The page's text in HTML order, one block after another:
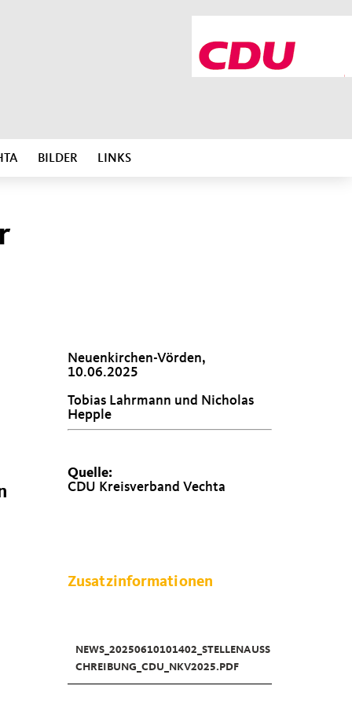
BILDER LINKS
Neuenkirchen-Vörden,
10.06.2025
Tobias Lahrmann und Nicholas
Hepple
Quelle:
CDU Kreisverband Vechta
Zusatzinformationen
NEWS_20250610101402_STELLENAUSS
CHREIBUNG_CDU_NKV2025.PDF